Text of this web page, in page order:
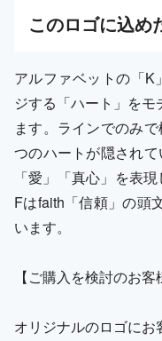
このロゴに込め
アルファベットの「K
ジする「ハート」を
ます。ラインでのみ
つのハートが隠されて
「愛」「真心」を表
Fはfaith「信頼」の頭
います。
【ご購入を検討のお客
オリジナルのロゴに